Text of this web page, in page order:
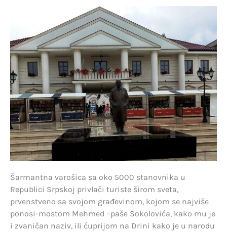
Šarmantna varošica sa oko 5000 stanovnika u
Republici Srpskoj privlači turiste širom sveta,
prvenstveno sa svojom građevinom, kojom se najviše
ponosi-mostom Mehmed –paše Sokolovića, kako mu je
i zvaničan naziv, ili ćuprijom na Drini kako je u narodu